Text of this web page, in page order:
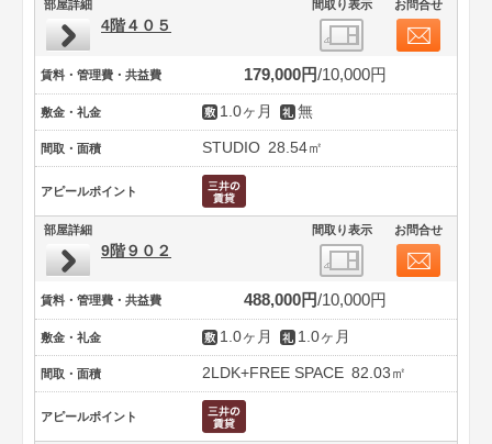
部屋詳細 間取り表示 お問合せ
4階４０５
賃料・管理費・共益費 179,000円 10,000円
敷金・礼金 1.0ヶ月 無
間取・面積 STUDIO 28.54㎡
アピールポイント
部屋詳細 間取り表示 お問合せ
9階９０２
賃料・管理費・共益費 488,000円 10,000円
敷金・礼金 1.0ヶ月 1.0ヶ月
間取・面積 2LDK+FREE SPACE 82.03㎡
アピールポイント